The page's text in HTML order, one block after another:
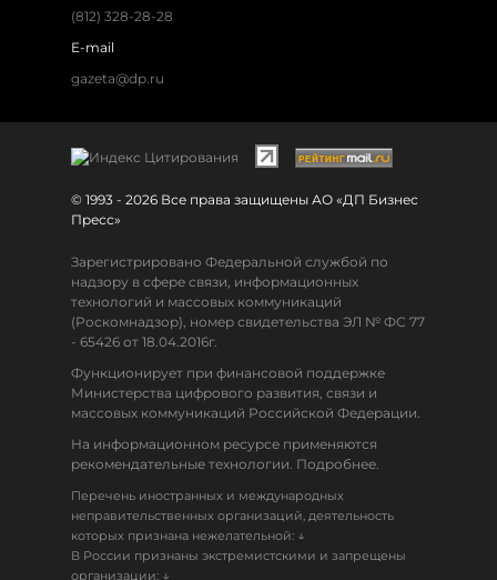
(812) 328-28-28
E-mail
gazeta@dp.ru
© 1993 - 2026 Все права защищены АО «ДП Бизнес
Пресс»
Зарегистрировано Федеральной службой по
надзору в сфере связи, информационных
технологий и массовых коммуникаций
(Роскомнадзор), номер свидетельства ЭЛ № ФС 77
- 65426 от 18.04.2016г.
Функционирует при финансовой поддержке
Министерства цифрового развития, связи и
массовых коммуникаций Российской Федерации.
На информационном ресурсе применяются
рекомендательные технологии. Подробнее.
Перечень иностранных и международных
неправительственных организаций, деятельность
которых признана нежелательной: ↓
В России признаны экстремистскими и запрещены
организации: ↓